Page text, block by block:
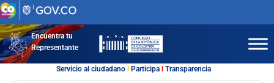
Ir
al
contenidoEncuentra tu
Representante
Servicio al ciudadano l Participal Transparencia